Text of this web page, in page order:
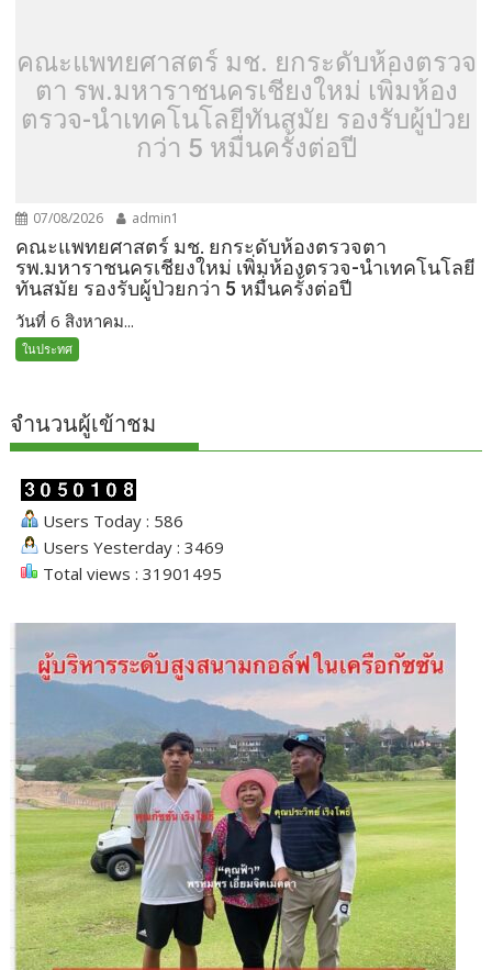
คณะแพทยศาสตร์ มช. ยกระดับห้องตรวจ
ตา รพ.มหาราชนครเชียงใหม่ เพิ่มห้อง
ตรวจ-นำเทคโนโลยีทันสมัย รองรับผู้ป่วย
กว่า 5 หมื่นครั้งต่อปี
07/08/2026 admin1
คณะแพทยศาสตร์ มช. ยกระดับห้องตรวจตา
รพ.มหาราชนครเชียงใหม่ เพิ่มห้องตรวจ-นำเทคโนโลยี
ทันสมัย รองรับผู้ป่วยกว่า 5 หมื่นครั้งต่อปี
วันที่ 6 สิงหาคม...
ในประทศ
จำนวนผู้เข้าชม
Users Today : 586
Users Yesterday : 3469
Total views : 31901495